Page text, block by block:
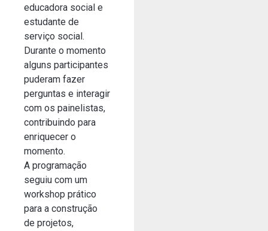
educadora social e
estudante de
serviço social.
Durante o momento
alguns participantes
puderam fazer
perguntas e interagir
com os painelistas,
contribuindo para
enriquecer o
momento.
A programação
seguiu com um
workshop prático
para a construção
de projetos,